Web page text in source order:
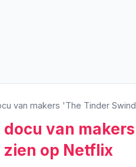
van makers 'The Tinder
van
op Netflix